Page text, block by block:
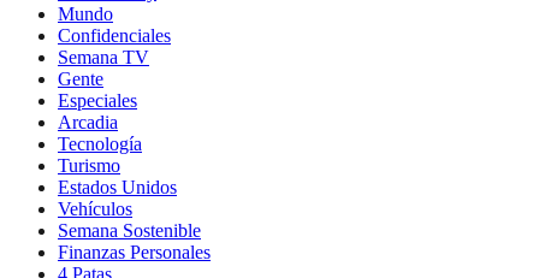
Mundo
Confidenciales
Semana TV
Gente
Especiales
Arcadia
Tecnología
Turismo
Estados Unidos
Vehículos
Semana Sostenible
Finanzas Personales
4 Patas